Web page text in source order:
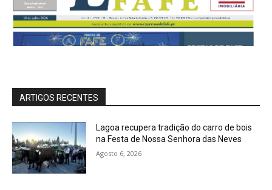
ARTIGOS RECENTES
Lagoa recupera tradição do carro de bois
na Festa de Nossa Senhora das Neves
Agosto 6, 2026